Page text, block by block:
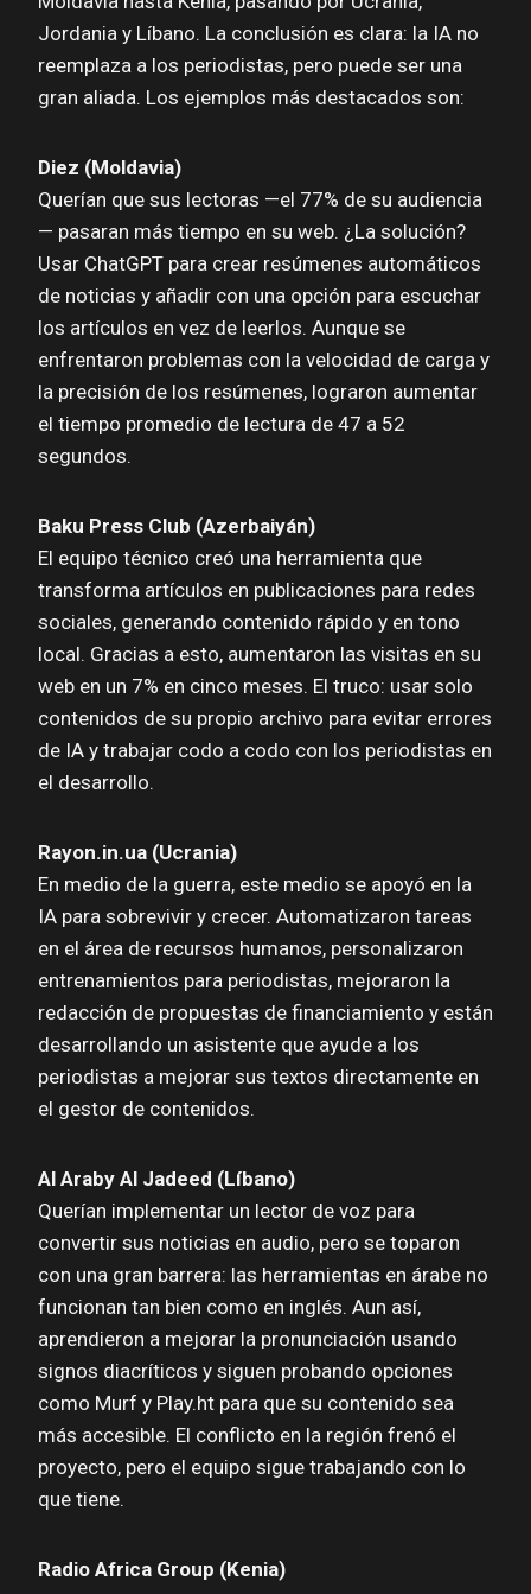
Jordania y Líbano. La conclusión es clara: la IA no
reemplaza a los periodistas, pero puede ser una
gran aliada. Los ejemplos más destacados son:
Diez (Moldavia)
Querían que sus lectoras —el 77% de su audiencia
— pasaran más tiempo en su web. ¿La solución?
Usar ChatGPT para crear resúmenes automáticos
de noticias y añadir con una opción para escuchar
los artículos en vez de leerlos. Aunque se
enfrentaron problemas con la velocidad de carga y
la precisión de los resúmenes, lograron aumentar
el tiempo promedio de lectura de 47 a 52
segundos.
Baku Press Club (Azerbaiyán)
El equipo técnico creó una herramienta que
transforma artículos en publicaciones para redes
sociales, generando contenido rápido y en tono
local. Gracias a esto, aumentaron las visitas en su
web en un 7% en cinco meses. El truco: usar solo
contenidos de su propio archivo para evitar errores
de IA y trabajar codo a codo con los periodistas en
el desarrollo.
Rayon.in.ua (Ucrania)
En medio de la guerra, este medio se apoyó en la
IA para sobrevivir y crecer. Automatizaron tareas
en el área de recursos humanos, personalizaron
entrenamientos para periodistas, mejoraron la
redacción de propuestas de financiamiento y están
desarrollando un asistente que ayude a los
periodistas a mejorar sus textos directamente en
el gestor de contenidos.
Al Araby Al Jadeed (Líbano)
Querían implementar un lector de voz para
convertir sus noticias en audio, pero se toparon
con una gran barrera: las herramientas en árabe no
funcionan tan bien como en inglés. Aun así,
aprendieron a mejorar la pronunciación usando
signos diacríticos y siguen probando opciones
como Murf y Play.ht para que su contenido sea
más accesible. El conflicto en la región frenó el
proyecto, pero el equipo sigue trabajando con lo
que tiene.
Radio Africa Group (Kenia)